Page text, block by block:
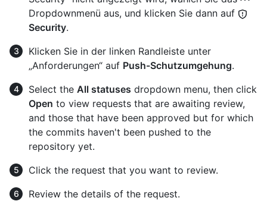
Dropdownmenü aus, und klicken Sie dann auf
Security.
Klicken Sie in der linken Randleiste unter
„Anforderungen“ auf Push-Schutzumgehung.
Select the All statuses dropdown menu, then click
Open to view requests that are awaiting review,
and those that have been approved but for which
the commits haven't been pushed to the
repository yet.
Click the request that you want to review.
Review the details of the request.